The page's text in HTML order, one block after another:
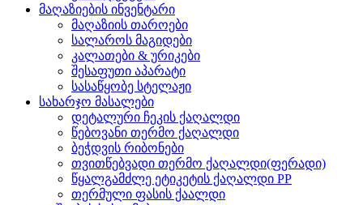
მაღაზიების ინვენტარი
მაღაზიის თაროები
სალაროს მაგიდები
კალათები & ურიკები
შესაფუთი აპარატი
სასაწყობე სტელაჟი
სახარჯო მასალები
დეტალური ჩეკის ქაღალდი
წებოვანი თერმო ქაღალდი
ბეჭდვის რიბონები
თვითწებვადი თერმო ქაღალდი(ფერადი)
წყალგამძლე ეტიკეტის ქაღალდი PP
თერმული ფასის ქაალდი